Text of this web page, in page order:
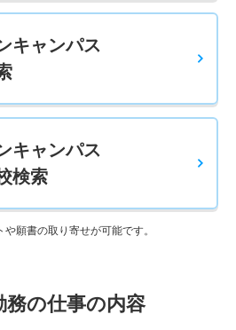
キャンパス
キャンパス
検索
願書の取り寄せが可能です。
務の仕事の内容